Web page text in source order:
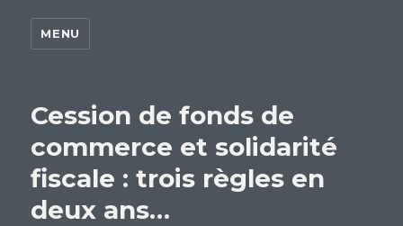
MENU
Cession de fonds de
commerce et solidarité
fiscale : trois règles en
deux ans…